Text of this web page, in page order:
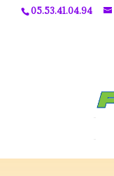
05.53.41.04.94